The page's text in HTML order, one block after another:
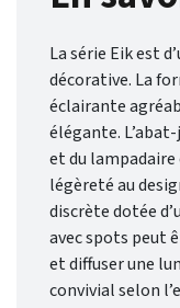
La série Eik est
décorative. La
éclairante
élégante.
et du lampadaire
légèreté au
discrète dotée
avec spots peut
et diffuser une
convivial selon